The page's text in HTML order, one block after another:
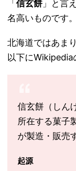
「 信玄餅 」と言
名高いものです。
北海道ではあま
以下にWikipedia
信玄餅（しん
所在する菓子
が製造・販売
起源